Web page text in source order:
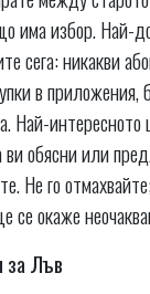
има избор. Най-
сега: никакви
в приложения,
Най-
ви обясни или
Не го
се окаже
за Лъв